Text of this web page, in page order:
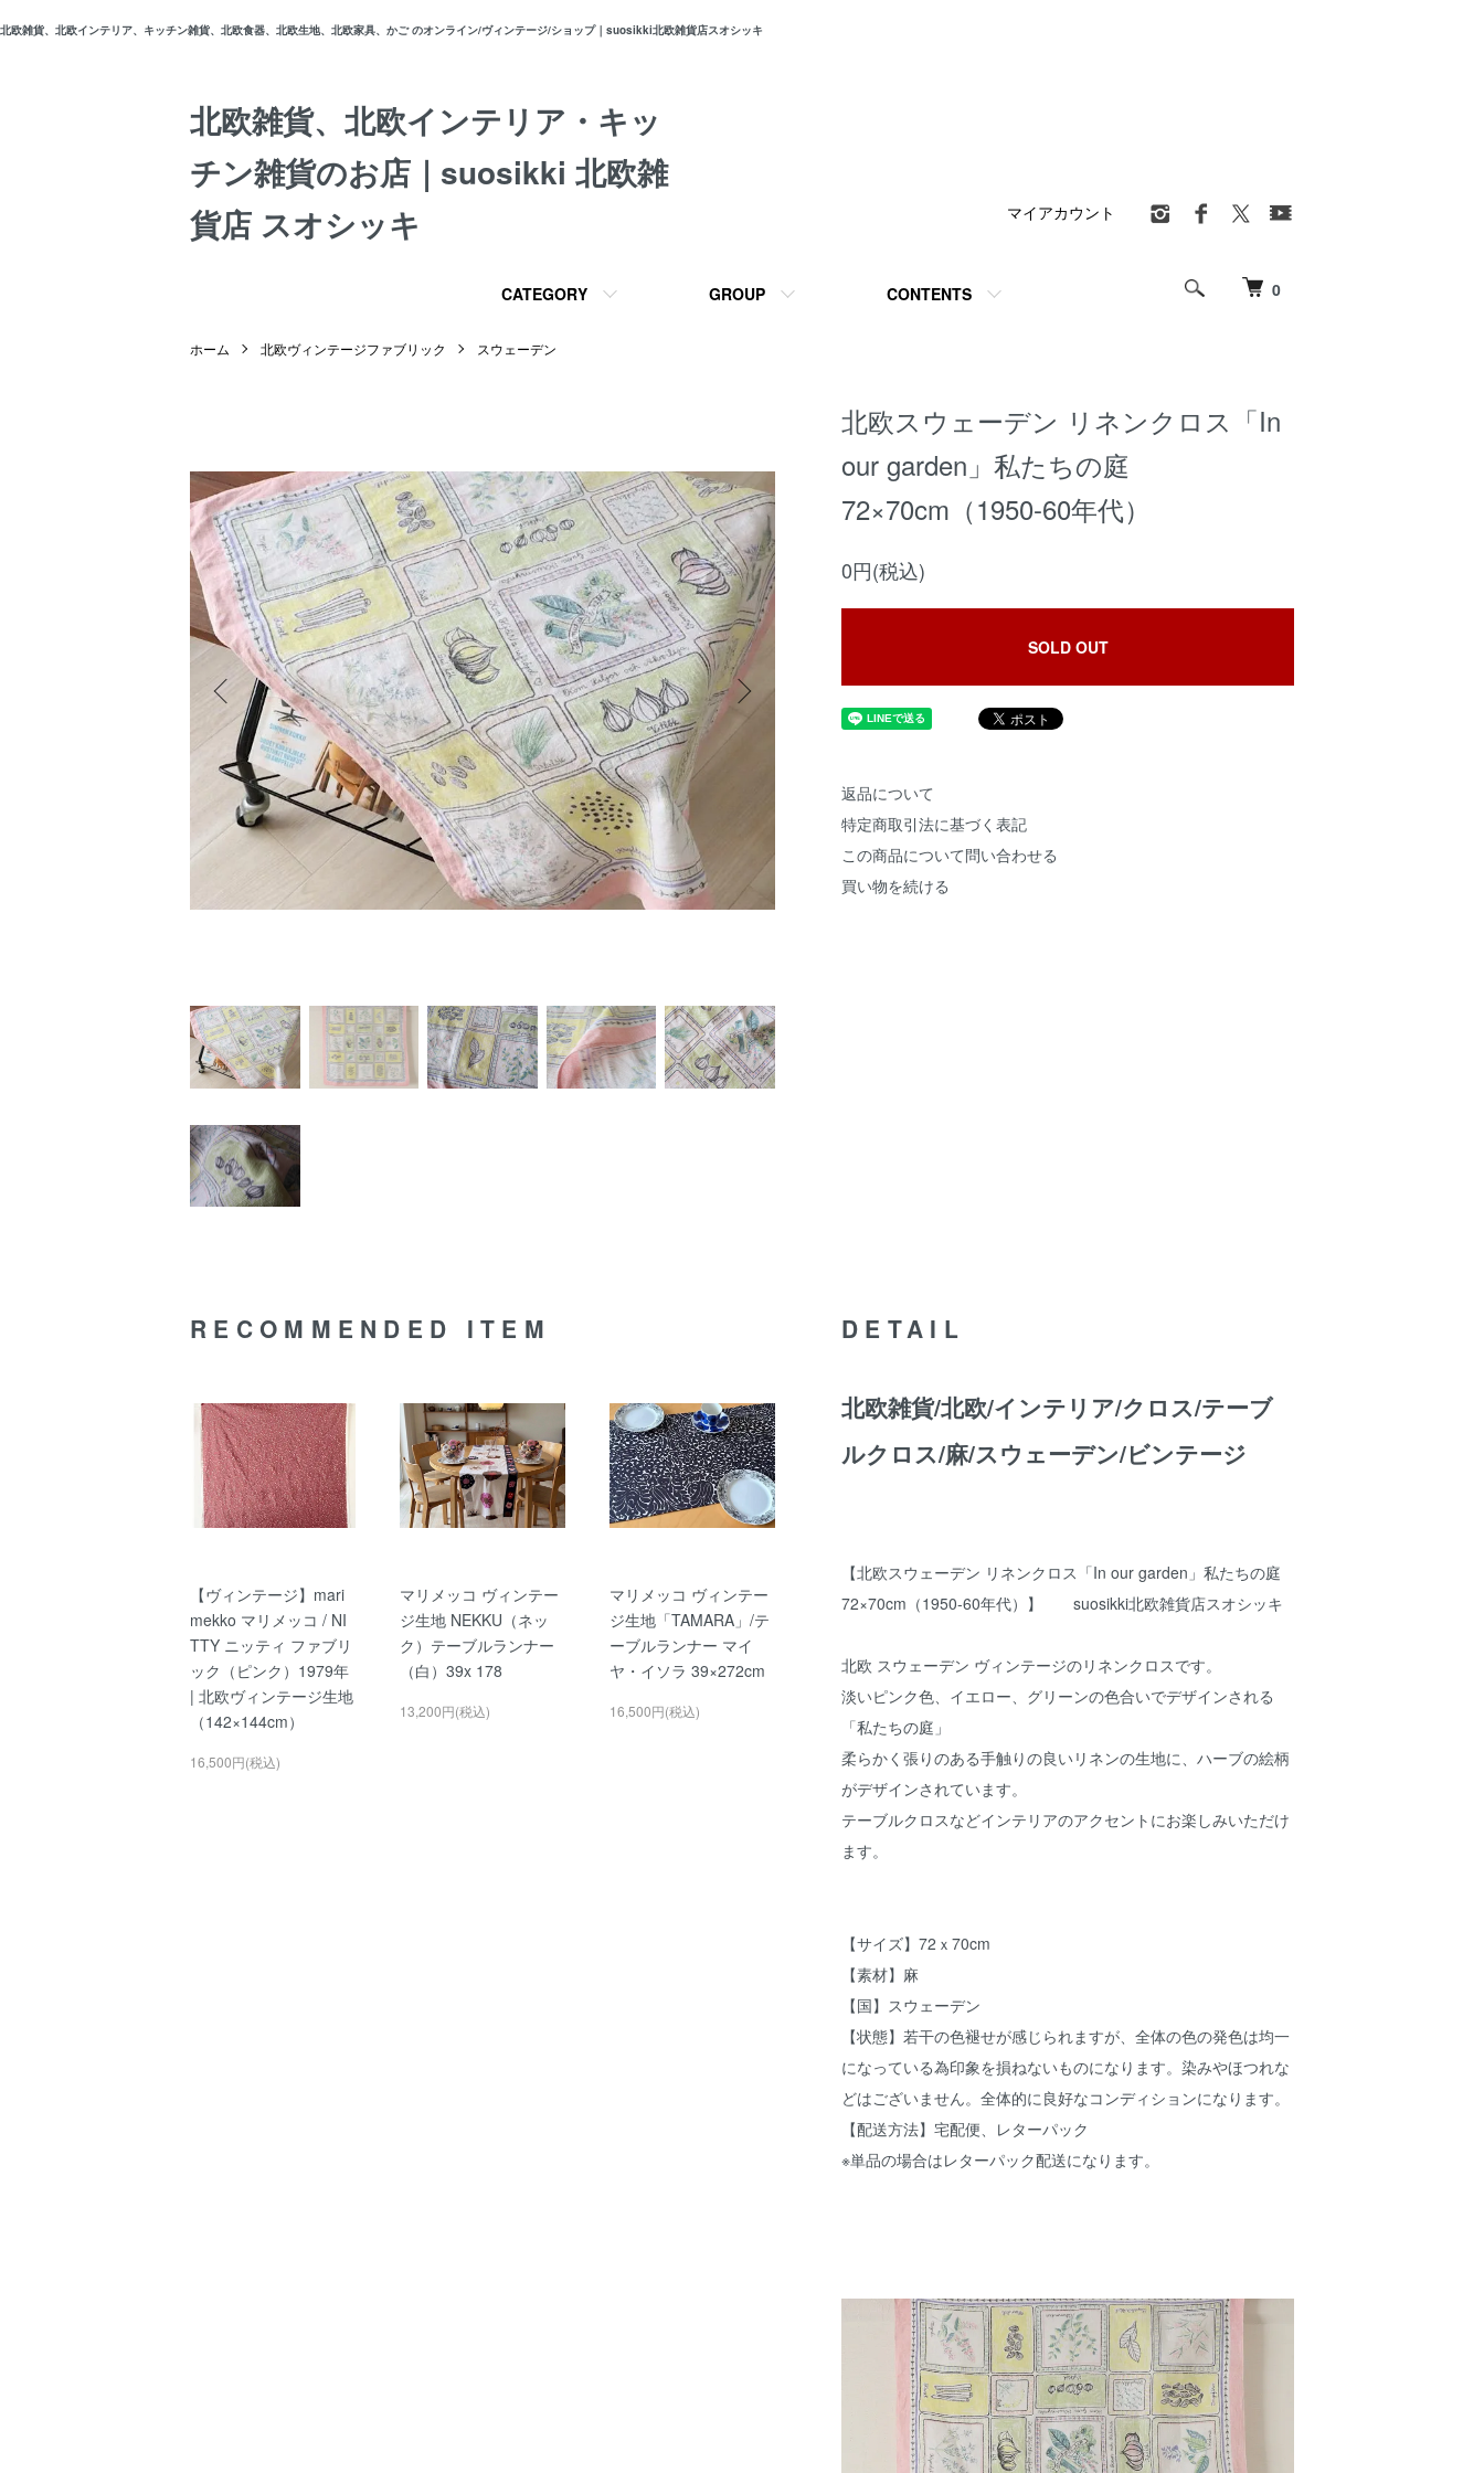
北欧雑貨、北欧インテリア、キッチン雑貨、北欧食器、北欧生地、北欧家具、かご のオンライン/ヴィンテージ/ショップ｜suosikki北欧雑貨店スオシッキ
北欧雑貨、北欧インテリア・キッ
チン雑貨のお店｜suosikki 北欧雑
貨店 スオシッキ
0
CATEGORY GROUP CONTENTS
マイアカウント
ホーム 北欧ヴィンテージファブリック スウェーデン
北欧スウェーデン リネンクロス「In
our garden」私たちの庭
72×70cm（1950-60年代）
0円(税込)
SOLD OUT
返品について
特定商取引法に基づく表記
この商品について問い合わせる
買い物を続ける
DETAIL
北欧雑貨/北欧/インテリア/クロス/テーブ
ルクロス/麻/スウェーデン/ビンテージ
【北欧スウェーデン リネンクロス「In our garden」私たちの庭
72×70cm（1950-60年代）】 suosikki北欧雑貨店スオシッキ
北欧 スウェーデン ヴィンテージのリネンクロスです。
淡いピンク色、イエロー、グリーンの色合いでデザインされる
「私たちの庭」
柔らかく張りのある手触りの良いリネンの生地に、ハーブの絵柄
がデザインされています。
テーブルクロスなどインテリアのアクセントにお楽しみいただけ
ます。
【サイズ】72ｘ70cm
【素材】麻
【国】スウェーデン
【状態】若干の色褪せが感じられますが、全体の色の発色は均一
になっている為印象を損ねないものになります。染みやほつれな
どはございません。全体的に良好なコンディションになります。
【配送方法】宅配便、レターパック
※単品の場合はレターパック配送になります。
RECOMMENDED ITEM
【ヴィンテージ】mari
mekko マリメッコ / NI
TTY ニッティ ファブリ
ック（ピンク）1979年
| 北欧ヴィンテージ生地
（142×144cm）
16,500円(税込)
マリメッコ ヴィンテー
ジ生地 NEKKU（ネッ
ク）テーブルランナー
（白）39x 178
13,200円(税込)
マリメッコ ヴィンテー
ジ生地「TAMARA」/テ
ーブルランナー マイ
ヤ・イソラ 39×272cm
16,500円(税込)